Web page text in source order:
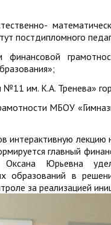
постдипломного
финансовой
им. К.А. Тренева»
МБОУ
интерактивную
главный
Юрьевна
в
за реализацией